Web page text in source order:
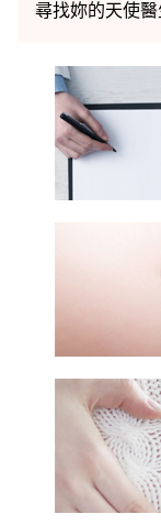
尋找妳的天使醫